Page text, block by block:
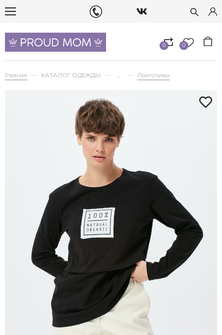
0 0
Главная КАТАЛОГ ОДЕЖДЫ ... Лонгсливы